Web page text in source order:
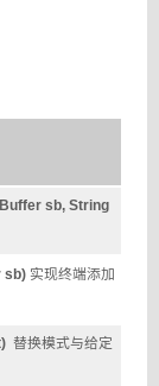
sb, String
sb) 实现终端添加
替换模式与给定